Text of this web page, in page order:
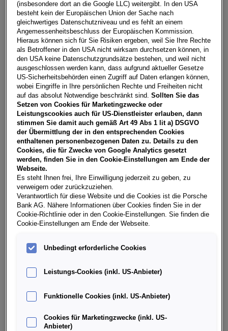
Laufzeit
60 Monate
pro Jahr
15.000 km
Eigenleistung
€5.000
Händler kontaktieren
Online-Abschluss anfragen
**Freibleibendes Musterangebot für Restwert Leasing inkl.
USt, NoVA, zzgl. gesetzl. Vertragsgebühr EUR 153,58 und
Bearbeitungskosten EUR 0,00. Gesamtleasingbetrag EUR
27.400,00, Restwert EUR 10.506,00, Sollzinssatz 7,30%
variabel, Effektivzinssatz 8,50% variabel, Gesamtbetrag
EUR 33.930,18. Ihr Verkaufsberater freut sich darauf, Ihnen
ein individuelles Angebot erstellen zu können.
Teilen PDF herunterladen
Weitere Infos & Daten
Fahrzeugdaten
Finanzierung über die Porsche Bank
Händlerinformation
(insbesondere dort an die Google LLC) weitergibt. In den USA
besteht kein der Europäischen Union der Sache nach
gleichwertiges Datenschutzniveau und es fehlt an einem
Angemessenheitsbeschluss der Europäischen Kommission.
Hieraus können sich für Sie Risiken ergeben, weil Sie Ihre Rechte
als Betroffener in den USA nicht wirksam durchsetzen können, in
den USA keine Datenschutzgrundsätze bestehen, und weil nicht
ausgeschlossen werden kann, dass aufgrund aktueller Gesetze
US-Sicherheitsbehörden einen Zugriff auf Daten erlangen können,
wobei Eingriffe in Ihre persönlichen Rechte und Freiheiten nicht
auf das absolut Notwendige beschränkt sind.Sollten Sie das
Setzen von Cookies für Marketingzwecke oder
Leistungscookies auch für US-Dienstleister erlauben, dann
stimmen Sie damit auch gemäß Art 49 Abs 1 lit a) DSGVO
der Übermittlung der in den entsprechenden Cookies
enthaltenen personenbezogenen Daten zu. Details zu den
Cookies, die für Zwecke von Google Analytics gesetzt
werden, finden Sie in den Cookie-Einstellungen am Ende der
Webseite.
Es steht Ihnen frei, Ihre Einwilligung jederzeit zu geben, zu
verweigern oder zurückzuziehen.
Verantwortlich für diese Website und die Cookies ist die Porsche
Bank AG. Nähere Informationen über Cookies finden Sie in der
Cookie-Richtlinie oder in den Cookie-Einstellungen. Sie finden die
Cookie-Einstellungen am Ende der Webseite.
Unbedingt erforderliche Cookies
Leistungs-Cookies (inkl. US-Anbieter)
Funktionelle Cookies (inkl. US-Anbieter)
Cookies für Marketingzwecke (inkl. US-
Anbieter)